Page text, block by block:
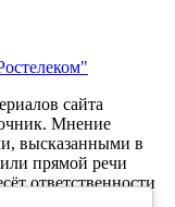
сайта
Мнение
высказанными в
прямой речи
ответственности